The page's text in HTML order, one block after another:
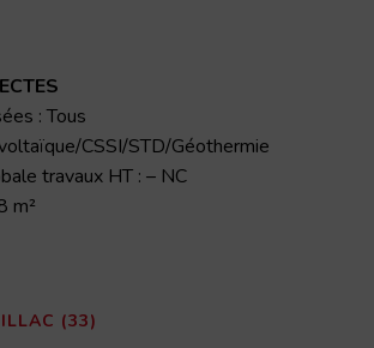
: Tous
CSSI/STD/Géothermie
travaux HT : – NC
m²
(33)